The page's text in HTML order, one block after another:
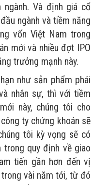
Và định giá cổ
ngành và tiềm năng
vốn Việt Nam trong
mới và nhiều đợt IPO
trưởng mạnh này.
như sản phẩm phái
nhân sự, thì với tiềm
này, chúng tôi cho
ty chứng khoán sẽ
tôi kỳ vọng sẽ có
trong quy định về giao
tiến gần hơn đến vị
vài năm tới, từ đó